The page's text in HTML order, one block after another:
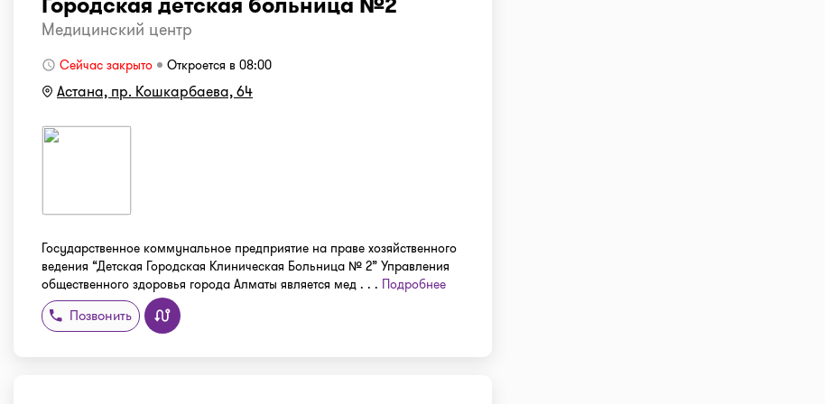
Медицинский центр
Сейчас закрыто Откроется в 08:00
Астана, пр. Кошкарбаева, 64
Государственное коммунальное предприятие на праве хозяйственного
ведения “Детская Городская Клиническая Больница № 2” Управления
общественного здоровья города Алматы является мед . . . Подробнее
Позвонить